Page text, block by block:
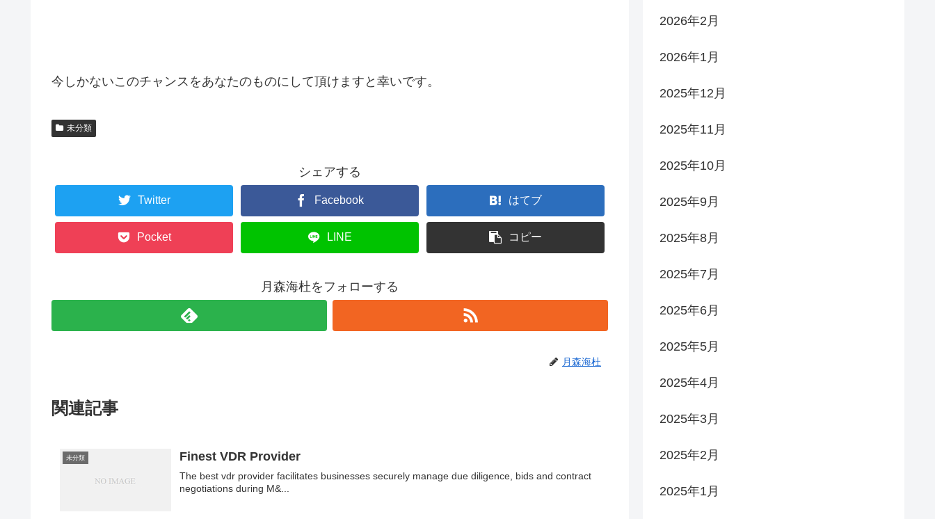
今しかないこのチャンスをあなたのものにして頂けますと幸いです。
未分類
シェアする
Twitter Facebook はてブ
Pocket LINE コピー
月森海杜をフォローする
月森海杜
関連記事
未分類 Finest VDR Provider
The best vdr provider facilitates businesses securely manage due diligence, bids and contract
negotiations during M&...
2026年2月
2026年1月
2025年12月
2025年11月
2025年10月
2025年9月
2025年8月
2025年7月
2025年6月
2025年5月
2025年4月
2025年3月
2025年2月
2025年1月